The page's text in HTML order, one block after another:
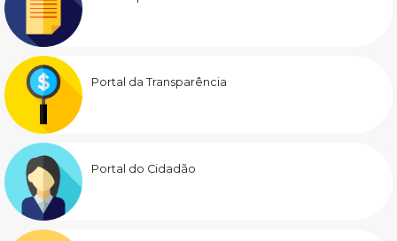
Portal da Transparência
Portal do Cidadão